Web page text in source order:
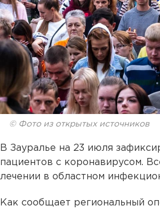
© Фото из открытых источников
В Зауралье на 23 июля
пациентов с коронавирусом.
лечении в областном
Как сообщает региональный